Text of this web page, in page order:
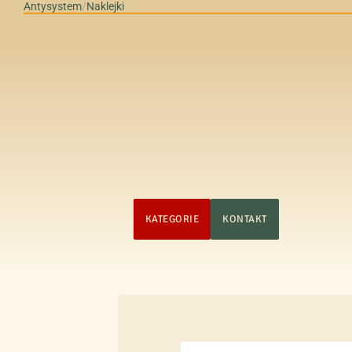
KATEGORIE KONTAKT
Antysystem/Naklejki